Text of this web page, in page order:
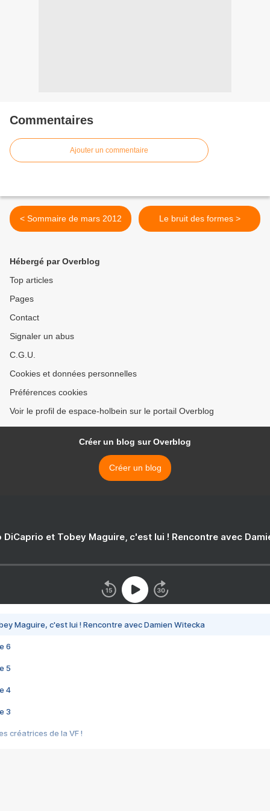
Commentaires
Ajouter un commentaire
< Sommaire de mars 2012 Le bruit des formes >
Hébergé par Overblog
Top articles
Pages
Contact
Signaler un abus
C.G.U.
Cookies et données personnelles
Préférences cookies
Voir le profil de espace-holbein sur le portail Overblog
Créer un blog sur Overblog
Créer un blog
DiCaprio et Tobey Maguire, c'est lui ! Rencontre avec
Maguire, c'est lui ! Rencontre avec Damien Witecka
6
5
4
3
créatrices de la VF !